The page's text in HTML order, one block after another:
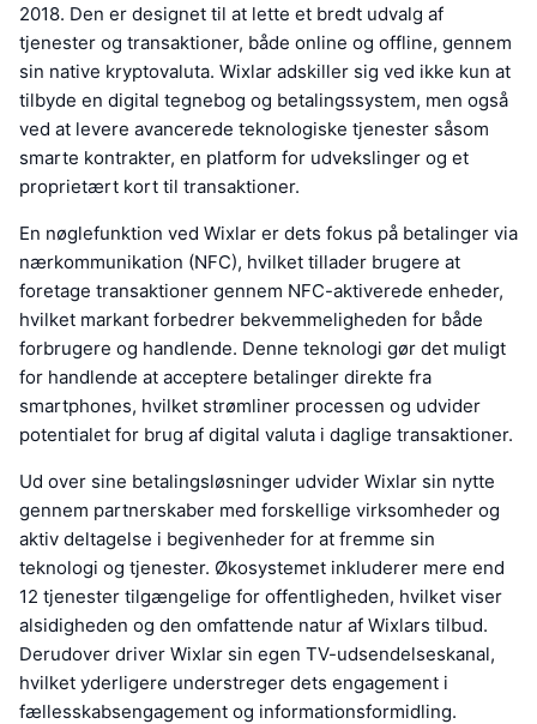
2018. Den er designet til at lette et bredt udvalg af
tjenester og transaktioner, både online og offline, gennem
sin native kryptovaluta. Wixlar adskiller sig ved ikke kun at
tilbyde en digital tegnebog og betalingssystem, men også
ved at levere avancerede teknologiske tjenester såsom
smarte kontrakter, en platform for udvekslinger og et
proprietært kort til transaktioner.
En nøglefunktion ved Wixlar er dets fokus på betalinger via
nærkommunikation (NFC), hvilket tillader brugere at
foretage transaktioner gennem NFC-aktiverede enheder,
hvilket markant forbedrer bekvemmeligheden for både
forbrugere og handlende. Denne teknologi gør det muligt
for handlende at acceptere betalinger direkte fra
smartphones, hvilket strømliner processen og udvider
potentialet for brug af digital valuta i daglige transaktioner.
Ud over sine betalingsløsninger udvider Wixlar sin nytte
gennem partnerskaber med forskellige virksomheder og
aktiv deltagelse i begivenheder for at fremme sin
teknologi og tjenester. Økosystemet inkluderer mere end
12 tjenester tilgængelige for offentligheden, hvilket viser
alsidigheden og den omfattende natur af Wixlars tilbud.
Derudover driver Wixlar sin egen TV-udsendelseskanal,
hvilket yderligere understreger dets engagement i
fællesskabsengagement og informationsformidling.